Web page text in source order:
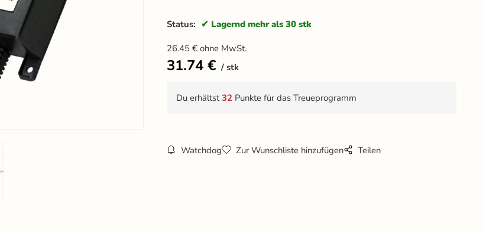
Status: Lagernd mehr als 30 stk
26.45 €ohne MwSt.
31.74 € stk
Du erhältst32 Punkte für das Treueprogramm
Watchdog Zur Wunschliste hinzufügen Teilen